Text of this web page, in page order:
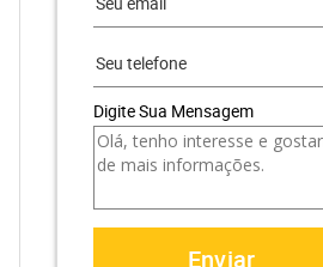
Digite Sua Mensagem